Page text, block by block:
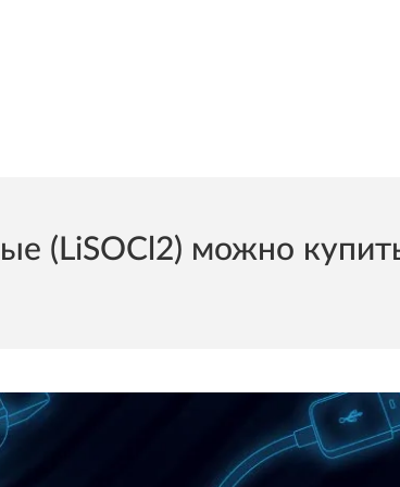
(LiSOCl2) можно